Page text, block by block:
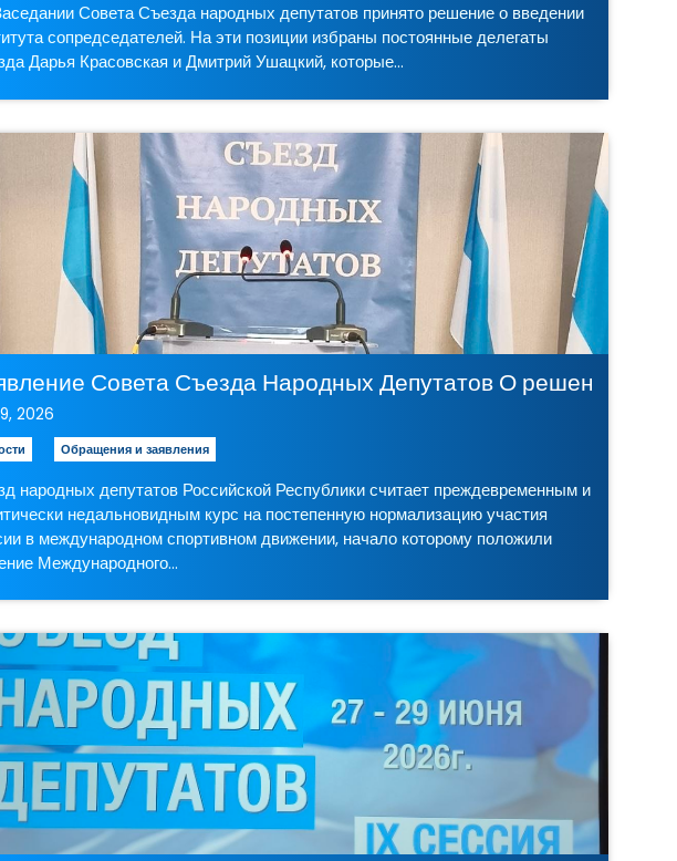
Совета Съезда народных депутатов принято решение о введении
сопредседателей. На эти позиции избраны постоянные делегаты
Дарья Красовская и Дмитрий Ушацкий, которые…
“О признании Российской Федерации
Совета Съезда Народных Депутатов О решениях
2026
Обращения и заявления
народных депутатов Российской Республики считает преждевременным и
недальновидным курс на постепенную нормализацию участия
в международном спортивном движении, начало которому положили
Международного…